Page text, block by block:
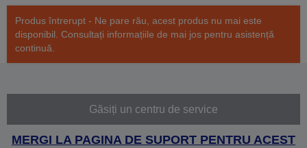
Produs întrerupt - Ne pare rău, acest produs nu mai este
disponibil. Consultați informațiile de mai jos pentru asistență
continuă.
Găsiți un centru de service
MERGI LA PAGINA DE SUPORT PENTRU ACEST